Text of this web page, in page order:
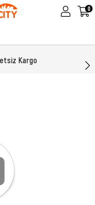
0
Kargo